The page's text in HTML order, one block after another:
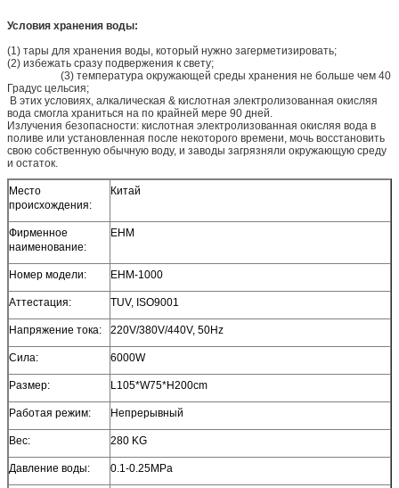
Условия хранения воды:
(1) тары для хранения воды, который нужно загерметизировать;
(2) избежать сразу подвержения к свету;
(3) температура окружающей среды хранения не больше чем 40
Градус цельсия;
В этих условиях, алкалическая & кислотная электролизованная окисляя
вода смогла храниться на по крайней мере 90 дней.
Излучения безопасности: кислотная электролизованная окисляя вода в
поливе или установленная после некоторого времени, мочь восстановить
свою собственную обычную воду, и заводы загрязняли окружающую среду
и остаток.
Место
происхождения:
Китай
Фирменное
наименование:
EHM
Номер модели: EHM-1000
Аттестация: TUV, ISO9001
Напряжение тока: 220V/380V/440V, 50Hz
Сила: 6000W
Размер: L105*W75*H200cm
Работая режим: Непрерывный
Вес: 280 KG
Давление воды: 0.1-0.25MPa